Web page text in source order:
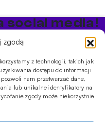
zgodą
z technologii, takich jak
dostępu do informacji
nam przetwarzać dane,
lub unikalne identyfikatory na
zgody może niekorzystnie
social media!
w sklepie